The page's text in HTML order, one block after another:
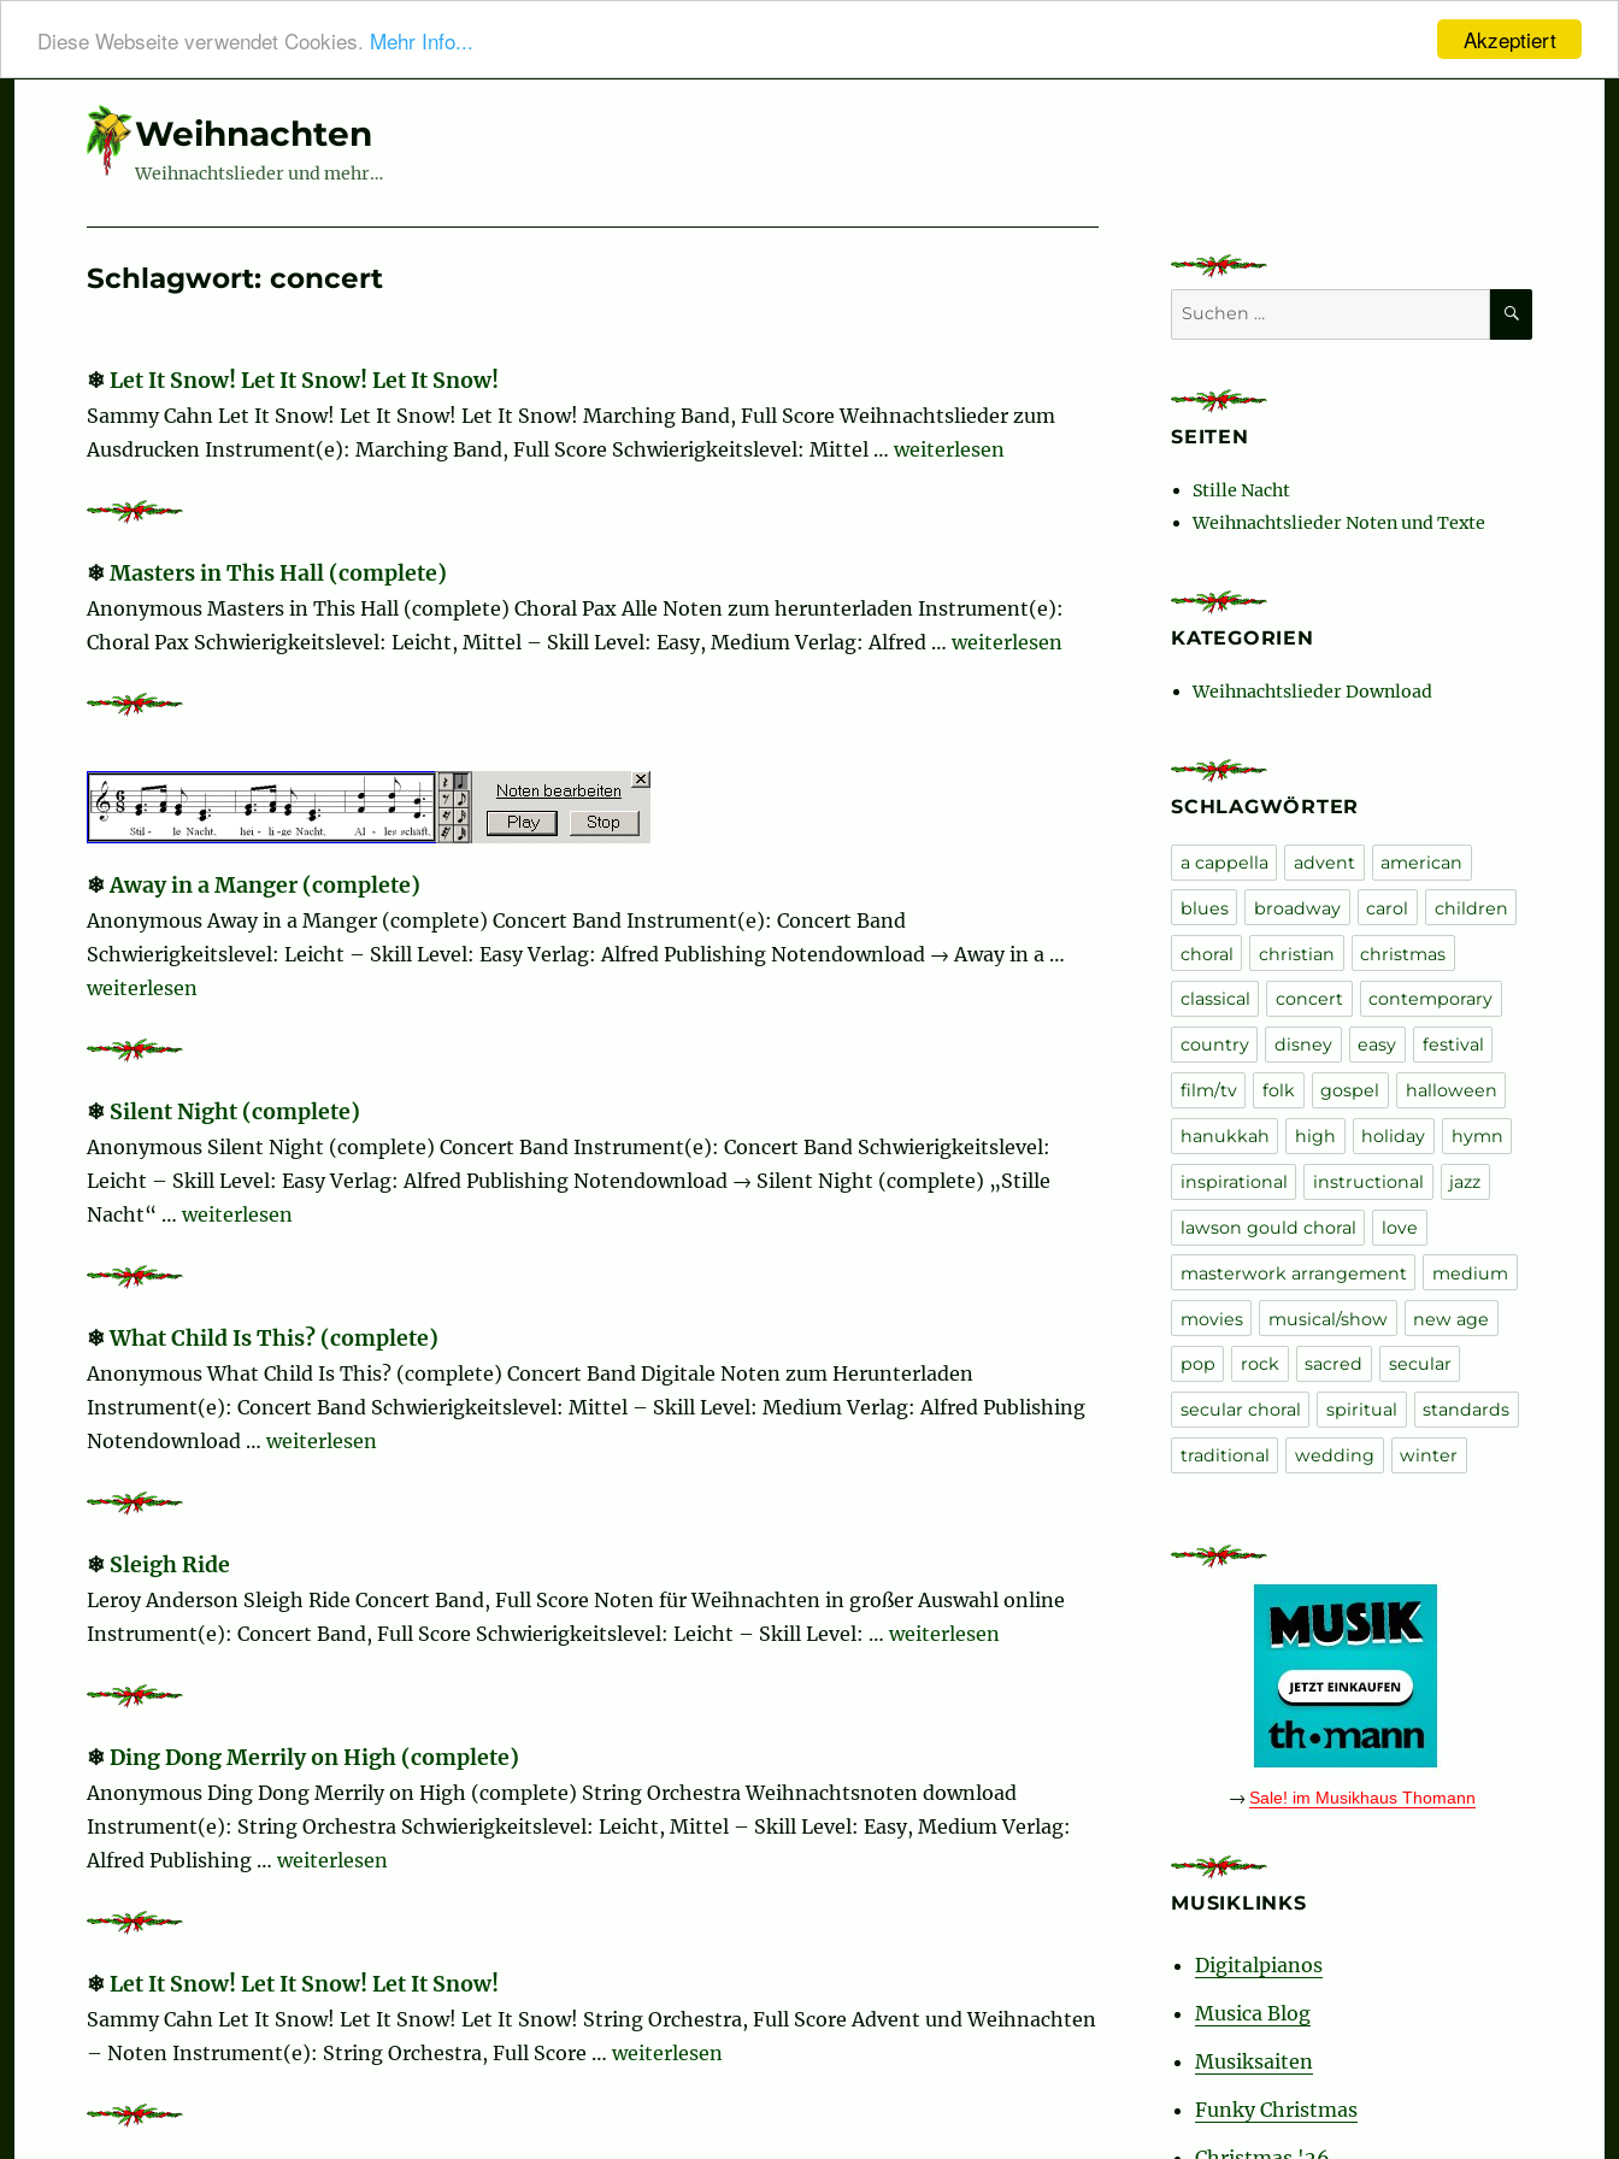
Akzeptiert
Diese Webseite verwendet Cookies. Mehr Info...
Weihnachten
Weihnachtslieder und mehr…
Schlagwort: concert
Let It Snow! Let It Snow! Let It Snow!
Sammy Cahn Let It Snow! Let It Snow! Let It Snow! Marching Band, Full Score Weihnachtslieder zum
Ausdrucken Instrument(e): Marching Band, Full Score Schwierigkeitslevel: Mittel …„Let It Snow! Let It Snow! Let It Snow!“
weiterlesen
Masters in This Hall (complete)
Anonymous Masters in This Hall (complete) Choral Pax Alle Noten zum herunterladen Instrument(e):
Choral Pax Schwierigkeitslevel: Leicht, Mittel – Skill Level: Easy, Medium Verlag: Alfred …„Masters in This Hall (complete)“
weiterlesen
Away in a Manger (complete)
Anonymous Away in a Manger (complete) Concert Band Instrument(e): Concert Band
Schwierigkeitslevel: Leicht – Skill Level: Easy Verlag: Alfred Publishing Notendownload → Away in a …
„Away in a Manger (complete)“
weiterlesen
Silent Night (complete)
Anonymous Silent Night (complete) Concert Band Instrument(e): Concert Band Schwierigkeitslevel:
Leicht – Skill Level: Easy Verlag: Alfred Publishing Notendownload → Silent Night (complete) „Stille
Nacht“ …„Silent Night (complete)“
weiterlesen
What Child Is This? (complete)
Anonymous What Child Is This? (complete) Concert Band Digitale Noten zum Herunterladen
Instrument(e): Concert Band Schwierigkeitslevel: Mittel – Skill Level: Medium Verlag: Alfred Publishing
Notendownload …„What Child Is This? (complete)“
weiterlesen
Sleigh Ride
Leroy Anderson Sleigh Ride Concert Band, Full Score Noten für Weihnachten in großer Auswahl online
Instrument(e): Concert Band, Full Score Schwierigkeitslevel: Leicht – Skill Level: …„Sleigh Ride“
weiterlesen
Ding Dong Merrily on High (complete)
Anonymous Ding Dong Merrily on High (complete) String Orchestra Weihnachtsnoten download
Instrument(e): String Orchestra Schwierigkeitslevel: Leicht, Mittel – Skill Level: Easy, Medium Verlag:
Alfred Publishing …„Ding Dong Merrily on High (complete)“
weiterlesen
Let It Snow! Let It Snow! Let It Snow!
Sammy Cahn Let It Snow! Let It Snow! Let It Snow! String Orchestra, Full Score Advent und Weihnachten
– Noten Instrument(e): String Orchestra, Full Score …„Let It Snow! Let It Snow! Let It Snow!“
weiterlesen
Suchen
nach:
SEITEN
Stille Nacht
Weihnachtslieder Noten und Texte
KATEGORIEN
Weihnachtslieder Download
SCHLAGWÖRTER
a cappella advent american
blues broadway carol children
choral christian christmas
classical concert contemporary
country disney easy festival
film/tv folk gospel halloween
hanukkah high holiday hymn
inspirational instructional jazz
lawson gould choral love
masterwork arrangement medium
movies musical/show new age
pop rock sacred secular
secular choral spiritual standards
traditional wedding winter
→Sale! im Musikhaus Thomann
MUSIKLINKS
Digitalpianos
Musica Blog
Musiksaiten
Funky Christmas